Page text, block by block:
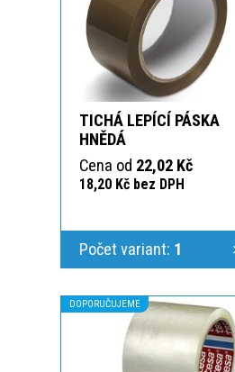
TICHÁ LEPÍCÍ PÁSKA
HNĚDÁ
Cena od 22,02 Kč
18,20 Kč bez DPH
Počet variant: 1
DOPORUČUJEME